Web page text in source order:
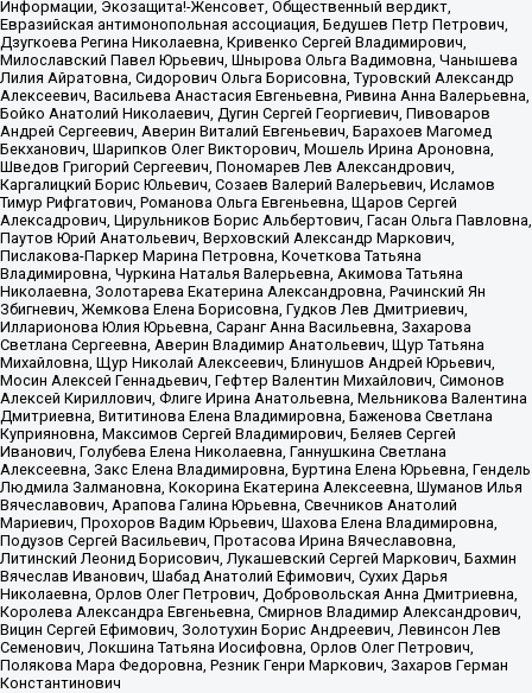
Информации, Экозащита!-Женсовет, Общественный вердикт,
Евразийская антимонопольная ассоциация, Бедушев Петр Петрович,
Дзугкоева Регина Николаевна, Кривенко Сергей Владимирович,
Милославский Павел Юрьевич, Шнырова Ольга Вадимовна, Чанышева
Лилия Айратовна, Сидорович Ольга Борисовна, Туровский Александр
Алексеевич, Васильева Анастасия Евгеньевна, Ривина Анна Валерьевна,
Бойко Анатолий Николаевич, Дугин Сергей Георгиевич, Пивоваров
Андрей Сергеевич, Аверин Виталий Евгеньевич, Барахоев Магомед
Бекханович, Шарипков Олег Викторович, Мошель Ирина Ароновна,
Шведов Григорий Сергеевич, Пономарев Лев Александрович,
Каргалицкий Борис Юльевич, Созаев Валерий Валерьевич, Исламов
Тимур Рифгатович, Романова Ольга Евгеньевна, Щаров Сергей
Алексадрович, Цирульников Борис Альбертович, Гасан Ольга Павловна,
Паутов Юрий Анатольевич, Верховский Александр Маркович,
Пислакова-Паркер Марина Петровна, Кочеткова Татьяна
Владимировна, Чуркина Наталья Валерьевна, Акимова Татьяна
Николаевна, Золотарева Екатерина Александровна, Рачинский Ян
Збигневич, Жемкова Елена Борисовна, Гудков Лев Дмитриевич,
Илларионова Юлия Юрьевна, Саранг Анна Васильевна, Захарова
Светлана Сергеевна, Аверин Владимир Анатольевич, Щур Татьяна
Михайловна, Щур Николай Алексеевич, Блинушов Андрей Юрьевич,
Мосин Алексей Геннадьевич, Гефтер Валентин Михайлович, Симонов
Алексей Кириллович, Флиге Ирина Анатольевна, Мельникова Валентина
Дмитриевна, Вититинова Елена Владимировна, Баженова Светлана
Куприяновна, Максимов Сергей Владимирович, Беляев Сергей
Иванович, Голубева Елена Николаевна, Ганнушкина Светлана
Алексеевна, Закс Елена Владимировна, Буртина Елена Юрьевна, Гендель
Людмила Залмановна, Кокорина Екатерина Алексеевна, Шуманов Илья
Вячеславович, Арапова Галина Юрьевна, Свечников Анатолий
Мариевич, Прохоров Вадим Юрьевич, Шахова Елена Владимировна,
Подузов Сергей Васильевич, Протасова Ирина Вячеславовна,
Литинский Леонид Борисович, Лукашевский Сергей Маркович, Бахмин
Вячеслав Иванович, Шабад Анатолий Ефимович, Сухих Дарья
Николаевна, Орлов Олег Петрович, Добровольская Анна Дмитриевна,
Королева Александра Евгеньевна, Смирнов Владимир Александрович,
Вицин Сергей Ефимович, Золотухин Борис Андреевич, Левинсон Лев
Семенович, Локшина Татьяна Иосифовна, Орлов Олег Петрович,
Полякова Мара Федоровна, Резник Генри Маркович, Захаров Герман
Константинович